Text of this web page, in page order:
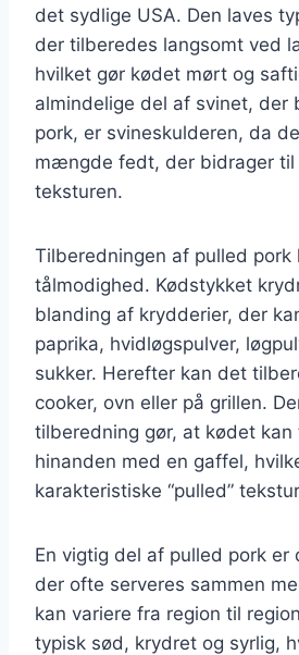
det sydlige USA. Den laves
der tilberedes langsomt ved
hvilket gør kødet mørt og
almindelige del af svinet, der
pork, er svineskulderen, da
mængde fedt, der bidrager til
teksturen.
Tilberedningen af pulled
tålmodighed. Kødstykket
blanding af krydderier, der
paprika, hvidløgspulver,
sukker. Herefter kan det
cooker, ovn eller på grillen.
tilberedning gør, at kødet
hinanden med en gaffel,
karakteristiske “pulled”
En vigtig del af pulled pork er
der ofte serveres sammen
kan variere fra region til
typisk sød, krydret og syrlig,